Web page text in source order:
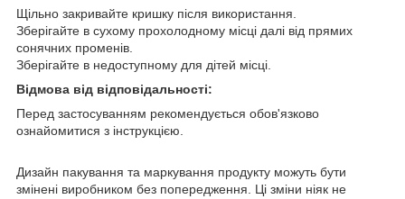
Щільно закривайте кришку після використання.
Зберігайте в сухому прохолодному місці далі від прямих
сонячних променів.
Зберігайте в недоступному для дітей місці.
Відмова від відповідальності:
Перед застосуванням рекомендується обов'язково
ознайомитися з інструкцією.
Дизайн пакування та маркування продукту можуть бути
змінені виробником без попередження. Ці зміни ніяк не